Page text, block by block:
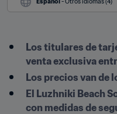
Los titulares de
venta exclusiva
Los precios van de
El Luzhniki Beach
con medidas de